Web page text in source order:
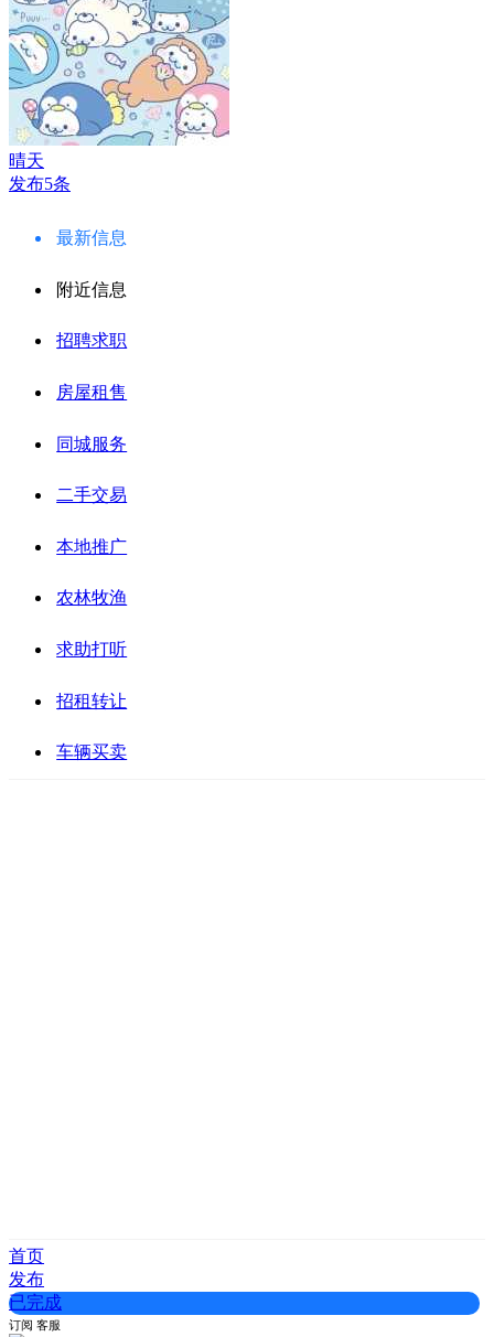
晴天
发布5条
最新信息
附近信息
招聘求职
房屋租售
同城服务
二手交易
本地推广
农林牧渔
求助打听
招租转让
车辆买卖
首页
发布
已完成
订阅 客服